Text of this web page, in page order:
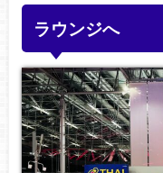
ラウンジへ